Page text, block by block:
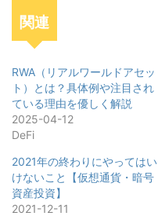
関連
RWA（リアルワールドアセッ
ト）とは？具体例や注目され
ている理由を優しく解説
2025-04-12
DeFi
2021年の終わりにやってはい
けないこと【仮想通貨・暗号
資産投資】
2021-12-11